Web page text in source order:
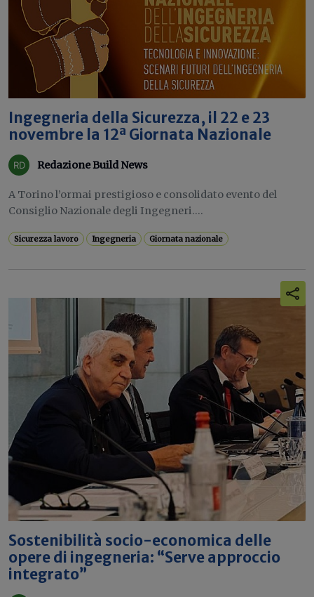
Ingegneria della Sicurezza, il 22 e 23
novembre la 12ª Giornata Nazionale
Redazione Build News
A Torino l’ormai prestigioso e consolidato evento del
Consiglio Nazionale degli Ingegneri....
Sicurezza lavoro Ingegneria Giornata nazionale
Sostenibilità socio-economica delle
opere di ingegneria: “Serve approccio
integrato”